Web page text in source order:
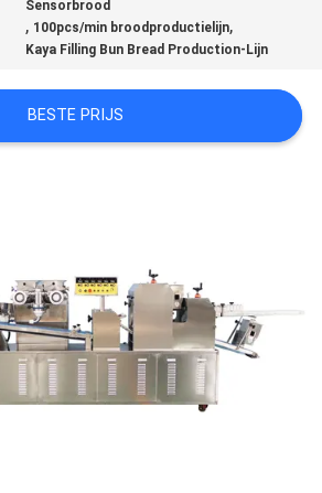
Sensorbrood
, 100pcs/min broodproductielijn,
Kaya Filling Bun Bread Production-Lijn
BESTE PRIJS